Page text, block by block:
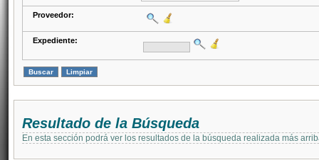
Proveedor:
Expediente:
Resultado de la Búsqueda
En esta sección podrá ver los resultados de la búsqueda realizada más